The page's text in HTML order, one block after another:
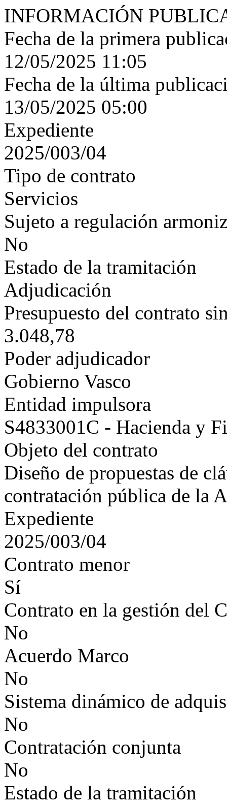
INFORMACIÓN
Fecha de la primera
12/05/2025 11:05
Fecha de la última
13/05/2025 05:00
Expediente
2025/003/04
Tipo de contrato
Servicios
Sujeto a regulación
No
Estado de la tramitación
Adjudicación
Presupuesto del contrato
3.048,78
Poder adjudicador
Gobierno Vasco
Entidad impulsora
S4833001C - Hacienda y
Objeto del contrato
Diseño de propuestas de
contratación pública de la
Expediente
2025/003/04
Contrato menor
Sí
Contrato en la gestión del
No
Acuerdo Marco
No
Sistema dinámico de
No
Contratación conjunta
No
Estado de la tramitación